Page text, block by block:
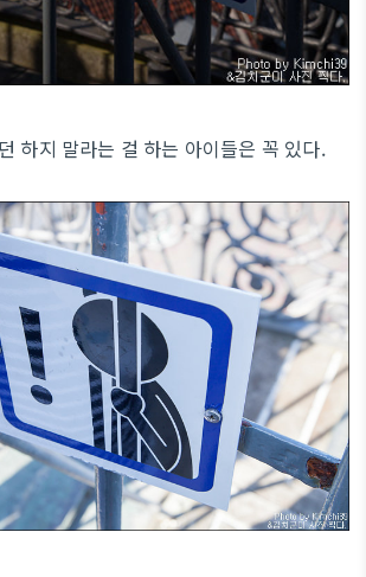
하지 말라는 걸 하는 아이들은 꼭 있다.